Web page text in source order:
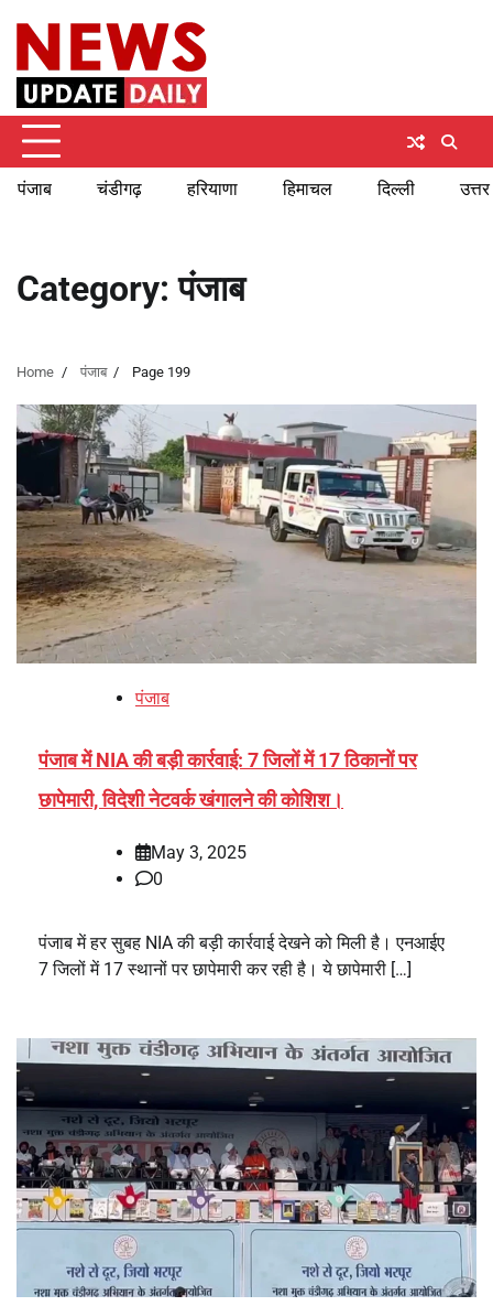
content
पंजाब चंडीगढ़ हरियाणा हिमाचल दिल्ली
Category:पंजाब
Home पंजाब Page 199
पंजाब
पंजाब में NIA की बड़ी कार्रवाई: 7 जिलों में 17 ठिकानों पर
छापेमारी, विदेशी नेटवर्क खंगालने की कोशिश।
May 3, 2025
0
पंजाब में हर सुबह NIA की बड़ी कार्रवाई देखने को मिली है। एनआईए
7 जिलों में 17 स्थानों पर छापेमारी कर रही है। ये छापेमारी […]